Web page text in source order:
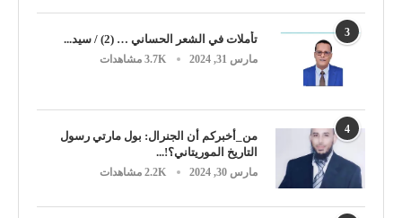
3 تأملات في الشعر الحساني … (2) / سيد...
مارس 31, 2024 3.7K مشاهدات
4
من_أخبركم أن الجنرال: بول مارتي رسول
التاريخ الموريتاني؟!...
مارس 30, 2024 2.2K مشاهدات